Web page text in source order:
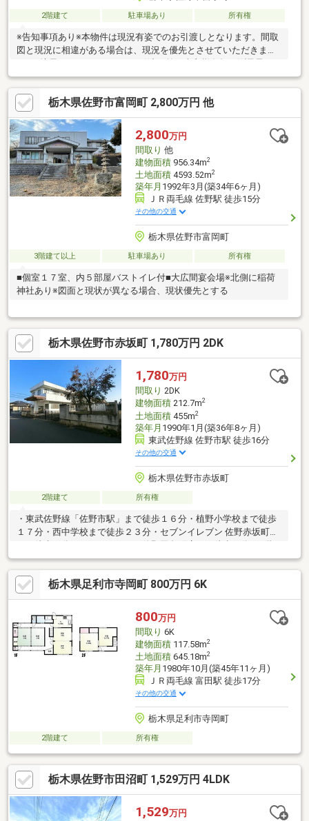
2階建て 駐車場あり 所有権
※告知事項あり※本物件は現況有姿でのお引渡しとなります。間取
図と現況に相違がある場合は、現況を優先とさせていただきま
定。※単独浄化槽＜教育施設＞吉水小学校・田沼東中学校
栃木県佐野市富岡町 2,800万円 他
2,800万円
間取り 他
建物面積956.34m2
土地面積4593.52m2
築年月 1992年3月(築34年6ヶ月)
ＪＲ両毛線 佐野駅 徒歩15分
その他の交通
栃木県佐野市富岡町
3階建て以上 駐車場あり 所有権
■個室１７室、内５部屋バストイレ付■大広間宴会場※北側に稲荷
神社あり※図面と現状が異なる場合、現状優先とする
栃木県佐野市赤坂町 1,780万円 2DK
1,780万円
間取り 2DK
建物面積212.7m2
土地面積455m2
築年月 1990年1月(築36年8ヶ月)
東武佐野線 佐野市駅 徒歩16分
その他の交通
栃木県佐野市赤坂町
2階建て 所有権
・東武佐野線「佐野市駅」まで徒歩１６分・植野小学校まで徒歩
１７分・西中学校まで徒歩２３分・セブンイレブン 佐野赤坂町店
の洋室は間仕切壁を造ることで居室空間を増やすことができます
栃木県足利市寺岡町 800万円 6K
800万円
間取り 6K
建物面積117.58m2
土地面積645.18m2
築年月 1980年10月(築45年11ヶ月)
ＪＲ両毛線 富田駅 徒歩17分
その他の交通
栃木県足利市寺岡町
2階建て 所有権
栃木県佐野市田沼町 1,529万円 4LDK
1,529万円